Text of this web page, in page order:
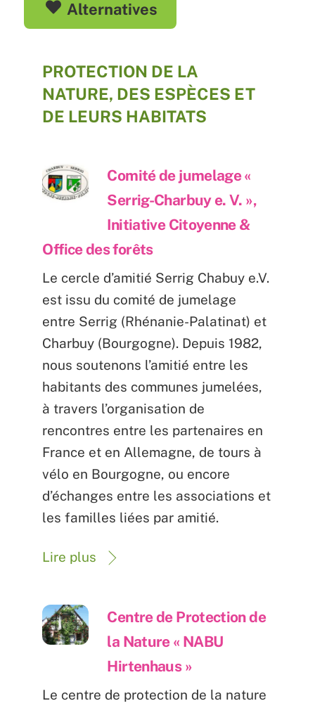
Alternatives
PROTECTION DE LA
NATURE, DES ESPÈCES ET
DE LEURS HABITATS
Comité de jumelage «
Serrig-Charbuy e. V. »,
Initiative Citoyenne &
Office des forêts
Le cercle d’amitié Serrig Chabuy e.V.
est issu du comité de jumelage
entre Serrig (Rhénanie-Palatinat) et
Charbuy (Bourgogne). Depuis 1982,
nous soutenons l’amitié entre les
habitants des communes jumelées,
à travers l’organisation de
rencontres entre les partenaires en
France et en Allemagne, de tours à
vélo en Bourgogne, ou encore
d’échanges entre les associations et
les familles liées par amitié.
Lire plus
Centre de Protection de
la Nature « NABU
Hirtenhaus »
Le centre de protection de la nature